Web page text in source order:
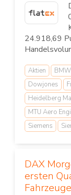
24.918,69
Aktien BMW
Dowjones
Heidelberg
MTU Aero
Siemens
DAX
ersten
Fahrzeuge